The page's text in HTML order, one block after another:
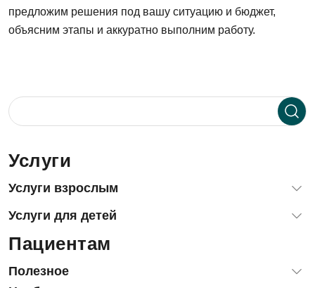
предложим решения под вашу ситуацию и бюджет,
объясним этапы и аккуратно выполним работу.
Услуги
Услуги взрослым
Терапевтическая стоматология (лечение зубов)
Хирургия, удаление зубов
Гнатология: лечение ВНЧС
Услуги для детей
Лечение зубов детям и подросткам
Детская стоматологическая хирургия
Пациентам
Полезное